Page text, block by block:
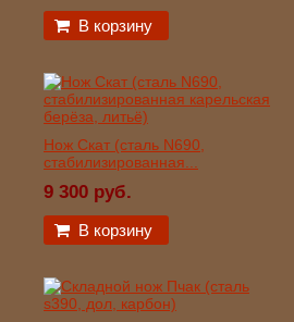
В корзину
Нож Скат (сталь N690,
стабилизированная...
9 300 руб.
В корзину